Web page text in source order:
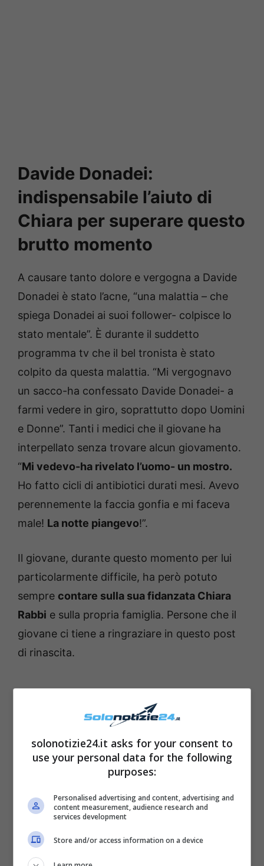
Davide Donadei:
indispensabile l’aiuto di
Chiara per superare questo
brutto momento
A causare tanto dolore e vergogna a Davide
Donadei è stato l’acne, “una malattia – che
spiega Donadei ai suoi follower- colpisce lo
stato mentale”. È durante il suddetto
programma tv che il bel tronista è stato
colpito da questa malattia. “Mi vergognavo
un sacco-ha confessato Davide Donadei- a
farmi vedere in giro, soprattutto dopo Uomini
e Donne”. Tanti i medici che il giovane ha
interpellato senza trovare alcun giovamento.
“Mi vedevo-ha rivelato l’uomo- un mostro.
Ho fatto cicli di antibiotici durati mesi. Avevo
perennemente la faccia gonfia e mi faceva
male! La notte piangevo!”.
Il giovane, durante questo momento per lui
particolarmente difficile, ha però potuto
sempre contare sulla sua fidanzata Chiara
Rabbi e sulla propria famiglia. Persone che il
giovane ci tiene a ringraziare in questo post
di rinascita.
solonotizie24.it asks for your consent to
use your personal data for the following
purposes:
Personalised advertising and content, advertising and
content measurement, audience research and
services development
Store and/or access information on a device